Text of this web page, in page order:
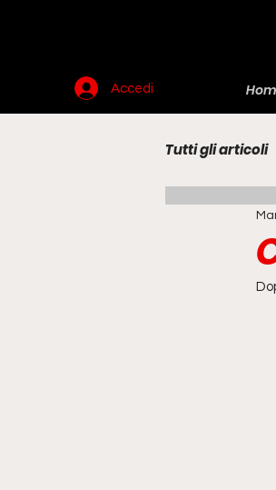
Accedi
Tutti gli articoli
RENDERING